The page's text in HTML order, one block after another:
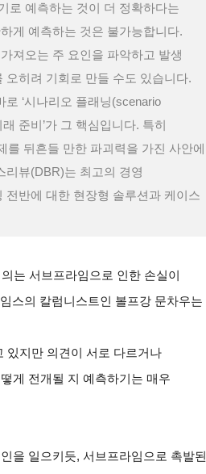
로 예측하는 것이 더 정확하다는
게 예측하는 것은 불가능합니다.
져오는 주 요인을 파악하고 발생
히려 기회로 만들 수도 있습니다.
‘시나리오 플래닝(scenario
래 준비’가 그 핵심입니다. 특히
를 뒤흔들 만한 파괴력을 가진 사안에
리뷰(DBR)는 최고의 경영
반에 대한 현장형 솔루션과 케이스
는 서브프라임으로 인한 손실이
스의 칼럼니스트인 볼프강 문차우는
있지만 의견이 서로 다르거나
게 전개될 지 예측하기는 매우
을 일으키듯, 서브프라임으로 촉발된